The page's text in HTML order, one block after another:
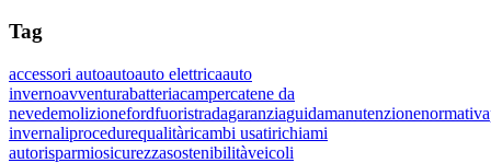
Tag
accessori autoautoauto elettricaauto
invernoavventurabatteriacampercatene da
nevedemolizionefordfuoristradagaranziaguidamanutenzionenormativa
invernaliprocedurequalitàricambi usatirichiami
autorisparmiosicurezzasostenibilitàveicoli